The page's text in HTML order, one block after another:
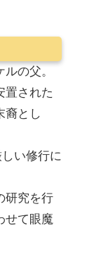
の父。
置された
裔とし
い修行に
研究を行
せて眼魔